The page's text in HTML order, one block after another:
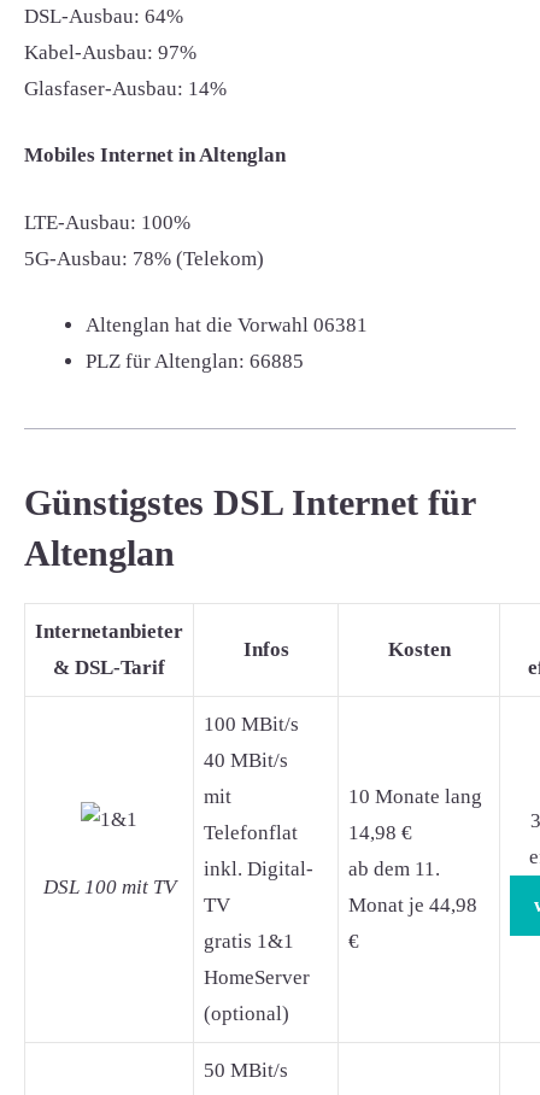
DSL-Ausbau: 64%
Kabel-Ausbau: 97%
Glasfaser-Ausbau: 14%
Mobiles Internet in Altenglan
LTE-Ausbau: 100%
5G-Ausbau: 78% (Telekom)
Altenglan hat die Vorwahl 06381
PLZ für Altenglan: 66885
Günstigstes DSL Internet für
Altenglan
Internetanbieter
& DSL-Tarif
Infos Kosten
DSL 100 mit TV
100 MBit/s
40 MBit/s
mit
Telefonflat
inkl. Digital-
TV
gratis 1&1
HomeServer
(optional)
10 Monate lang
14,98 €
ab dem 11.
Monat je 44,98
€
50 MBit/s